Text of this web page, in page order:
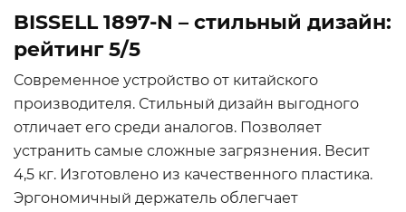
BISSELL 1897-N – стильный дизайн:
рейтинг 5/5
Современное устройство от китайского
производителя. Стильный дизайн выгодного
отличает его среди аналогов. Позволяет
устранить самые сложные загрязнения. Весит
4,5 кг. Изготовлено из качественного пластика.
Эргономичный держатель облегчает